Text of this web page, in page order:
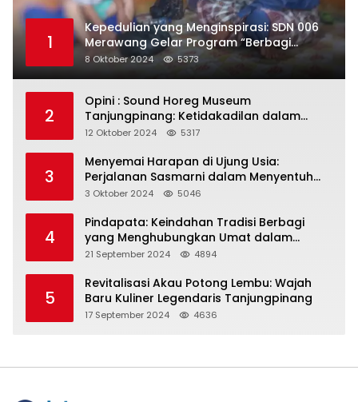
1
Kepedulian yang Menginspirasi: SDN 006
Merawang Gelar Program “Berbagi
Segenggam Beras”
8 Oktober 2024 5373
2
Opini : Sound Horeg Museum
Tanjungpinang: Ketidakadilan dalam
Representasi
12 Oktober 2024 5317
3
Menyemai Harapan di Ujung Usia:
Perjalanan Sasmarni dalam Menyentuh
Hati dan Jiwa
3 Oktober 2024 5046
4
Pindapata: Keindahan Tradisi Berbagi
yang Menghubungkan Umat dalam
Spiritualitas dan Kebersamaan dalam
21 September 2024 4894
5
Revitalisasi Akau Potong Lembu: Wajah
Baru Kuliner Legendaris Tanjungpinang
17 September 2024 4636